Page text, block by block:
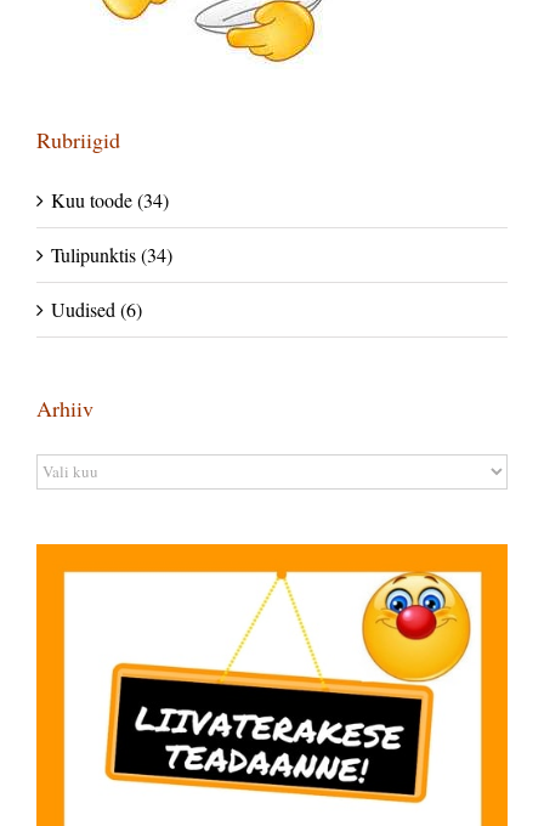
Rubriigid
Kuu toode (34)
Tulipunktis (34)
Uudised (6)
Arhiiv
Arhiiv